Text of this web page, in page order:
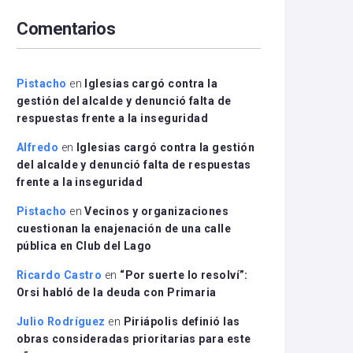
disminuir
el
Comentarios
Pistacho en
Iglesias cargó contra la
gestión del alcalde y denunció falta de
respuestas frente a la inseguridad
Alfredo en
Iglesias cargó contra la gestión
del alcalde y denunció falta de respuestas
frente a la inseguridad
Pistacho enVecinos y organizaciones
cuestionan la enajenación de una calle
pública en Club del Lago
Ricardo Castro en “Por suerte lo resolví”:
Orsi habló de la deuda con Primaria
Julio Rodríguez en Piriápolis definió las
obras consideradas prioritarias para este